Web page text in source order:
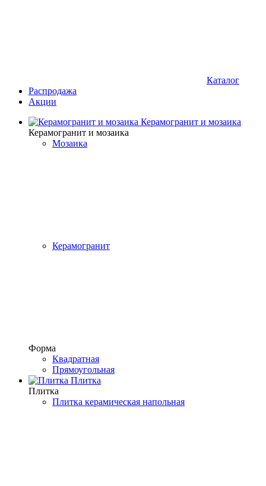
Каталог
Распродажа
Акции
Керамогранит и мозаика
Керамогранит и мозаика
Мозаика
Керамогранит
Форма
Квадратная
Прямоугольная
Плитка
Плитка
Плитка керамическая напольная